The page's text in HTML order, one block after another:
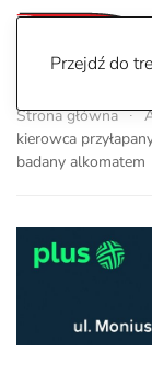
Przejdź do
Strona główna
kierowca
badany alkomatem